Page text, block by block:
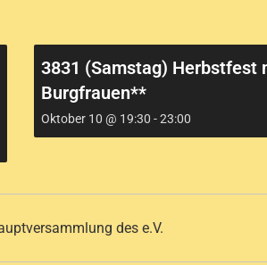
3831 (Samstag) Herbstfest
Burgfrauen**
Oktober 10 @ 19:30 -23:00
des e.V.